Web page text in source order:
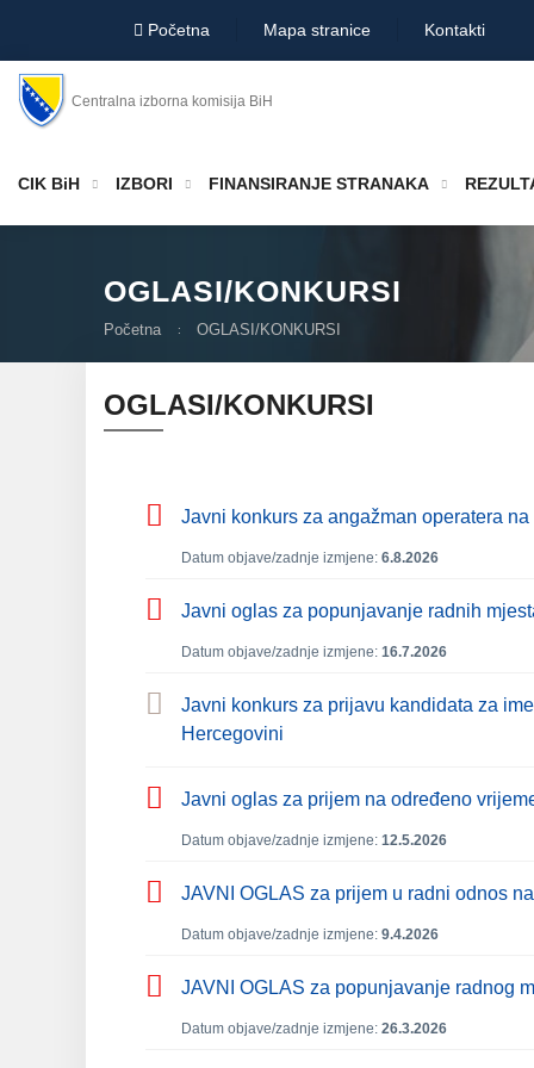
Početna Mapa stranice Kontakti
Centralna izborna komisija BiH
CIK BiH IZBORI FINANSIRANJE STRANAKA
OGLASI/KONKURSI
Početna OGLASI/KONKURSI
OGLASI/KONKURSI
Javni konkurs za angažman operatera
Datum objave/zadnje izmjene: 6.8.2026
Javni oglas za popunjavanje radnih
Datum objave/zadnje izmjene: 16.7.2026
Javni konkurs za prijavu kandidata za
Hercegovini
Javni oglas za prijem na određeno
Datum objave/zadnje izmjene: 12.5.2026
JAVNI OGLAS za prijem u radni odnos
Datum objave/zadnje izmjene: 9.4.2026
JAVNI OGLAS za popunjavanje radnog
Datum objave/zadnje izmjene: 26.3.2026